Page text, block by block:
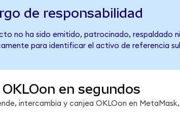
de responsabilidad
no ha sido emitido, patrocinado, respaldado
para identificar el activo de referencia
en segundos
intercambia y canjea OKLOon en